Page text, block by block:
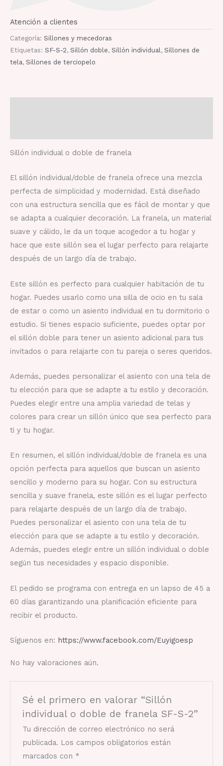
Atención a clientes
Categoría: Sillones y mecedoras
Etiquetas: SF-S-2, Sillón doble, Sillón individual, Sillones de
tela, Sillones de terciopelo
Sillón individual o doble de franela
El sillón individual/doble de franela ofrece una mezcla
perfecta de simplicidad y modernidad. Está diseñado
con una estructura sencilla que es fácil de montar y que
se adapta a cualquier decoración. La franela, un material
suave y cálido, le da un toque acogedor a tu hogar y
hace que este sillón sea el lugar perfecto para relajarte
después de un largo día de trabajo.
Este sillón es perfecto para cualquier habitación de tu
hogar. Puedes usarlo como una silla de ocio en tu sala
de estar o como un asiento individual en tu dormitorio o
estudio. Si tienes espacio suficiente, puedes optar por
el sillón doble para tener un asiento adicional para tus
invitados o para relajarte con tu pareja o seres queridos.
Además, puedes personalizar el asiento con una tela de
tu elección para que se adapte a tu estilo y decoración.
Puedes elegir entre una amplia variedad de telas y
colores para crear un sillón único que sea perfecto para
ti y tu hogar.
En resumen, el sillón individual/doble de franela es una
opción perfecta para aquellos que buscan un asiento
sencillo y moderno para su hogar. Con su estructura
sencilla y suave franela, este sillón es el lugar perfecto
para relajarte después de un largo día de trabajo.
Puedes personalizar el asiento con una tela de tu
elección para que se adapte a tu estilo y decoración.
Además, puedes elegir entre un sillón individual o doble
según tus necesidades y espacio disponible.
El pedido se programa con entrega en un lapso de 45 a
60 días garantizando una planificación eficiente para
recibir el producto.
Síguenos en: https://www.facebook.com/Euyigoesp
No hay valoraciones aún.
Sé el primero en valorar “Sillón
individual o doble de franela SF-S-2”
Tu dirección de correo electrónico no será
publicada. Los campos obligatorios están
marcados con *